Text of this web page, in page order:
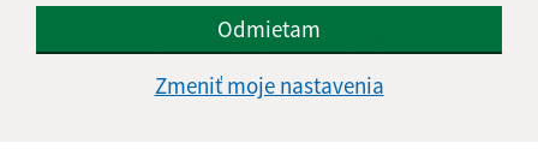
Odmietam
Zmeniť moje nastavenia
Autorské práva
Ochrana osobných údajov
Navigácia: